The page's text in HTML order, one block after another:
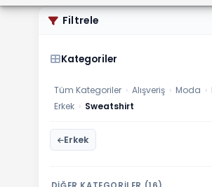
ErkekFiltrele
Kategoriler
Tüm Kategoriler › Alışveriş › Moda ›
Erkek › Sweatshirt
Erkek